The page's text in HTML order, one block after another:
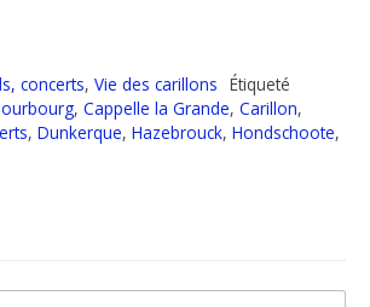
concerts, Vie des carillons Étiqueté
, Cappelle la Grande, Carillon,
, Dunkerque, Hazebrouck, Hondschoote,